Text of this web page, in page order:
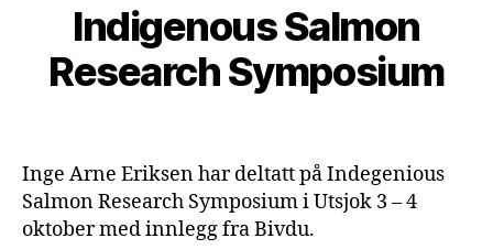
Indigenous Salmon
Research Symposium
o
k
t
o
r
0
2
Inge Arne Eriksen har deltatt på Indegenious
Salmon Research Symposium i Utsjok 3 – 4
oktober med innlegg fra Bivdu.